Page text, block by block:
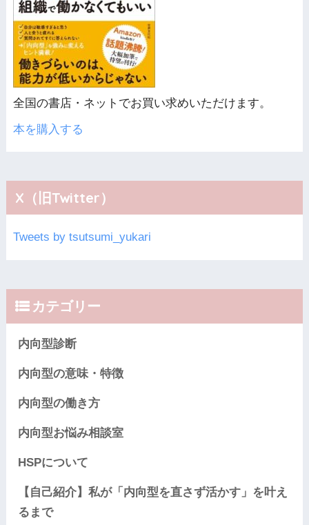
全国の書店・ネットでお買い求めいただけます。
本を購入する
X（旧Twitter）
Tweets by tsutsumi_yukari
カテゴリー
内向型診断
内向型の意味・特徴
内向型の働き方
内向型お悩み相談室
HSPについて
【自己紹介】私が「内向型を直さず活かす」を叶え
るまで